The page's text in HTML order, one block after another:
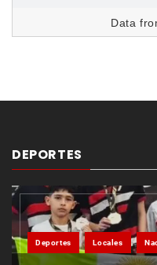
Data
DEPORTES
Deportes Locales